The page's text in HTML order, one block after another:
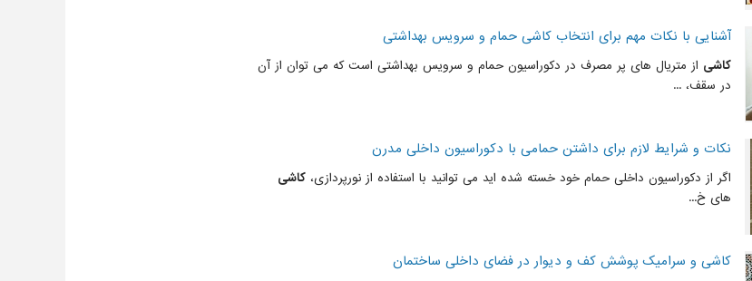
آشنایی با نکات مهم برای انتخاب کاشی حمام و سرویس بهداشتی
کاشی از متریال های پر مصرف در دکوراسیون حمام و سرویس بهداشتی است که می توان از آن
در سقف، ...
نکات و شرایط لازم برای داشتن حمامی با دکوراسیون داخلی مدرن
اگر از دکوراسیون داخلی حمام خود خسته شده اید می توانید با استفاده از نورپردازی، کاشی
های خ...
کاشی و سرامیک پوشش کف و دیوار در فضای داخلی ساختمان